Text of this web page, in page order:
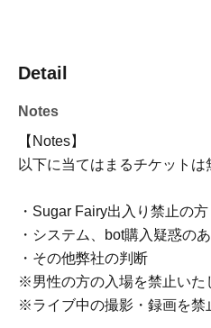
Detail
Notes
【Notes】
以下に当てはまるチケット
・Sugar Fairy出入り禁止の方
・システム、bot購入疑惑の
・その他弊社の判断
※男性の方の入場を禁止いた
※ライブ中の撮影・録画を禁